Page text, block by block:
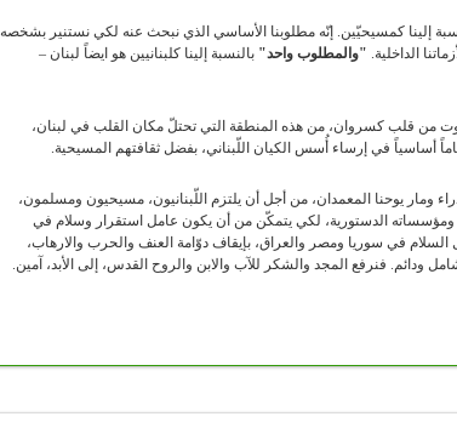
إلينا كمسيحيّين. إنّه مطلوبنا الأساسي الذي نبحث عنه لكي نستنير بشخصه
الداخلية. "والمطلوب واحد"بالنسبة إلينا كلبنانيين هو ايضاً لبنان –
من قلب كسروان، من هذه المنطقة التي تحتلّ مكان القلب في لبنان،
أساسياً في إرساء أُسس الكيان اللّبناني، بفضل ثقافتهم المسيحية.
ومار يوحنا المعمدان، من أجل أن يلتزم اللّبنانيون، مسيحيون ومسلمون،
ومؤسساته الدستورية، لكي يتمكّن من أن يكون عامل استقرار وسلام في
في سوريا ومصر والعراق، بإيقاف دوّامة العنف والحرب والارهاب،
ودائم. فنرفع المجد والشكر للآب والابن والروح القدس، إلى الأبد، آمين.